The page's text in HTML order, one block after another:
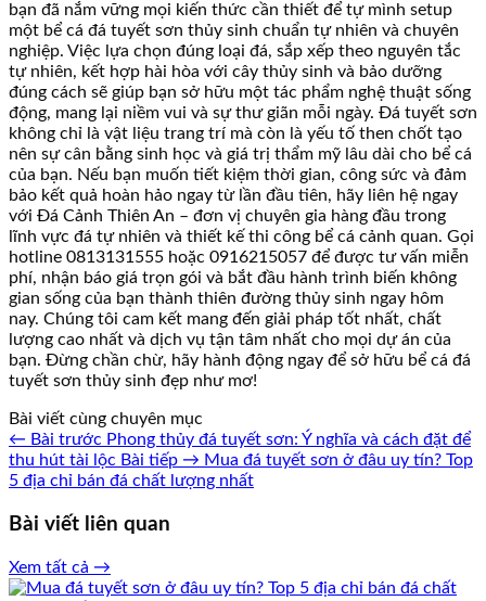
bạn đã nắm vững mọi kiến thức cần thiết để tự mình setup
một bể cá đá tuyết sơn thủy sinh chuẩn tự nhiên và chuyên
nghiệp. Việc lựa chọn đúng loại đá, sắp xếp theo nguyên tắc
tự nhiên, kết hợp hài hòa với cây thủy sinh và bảo dưỡng
đúng cách sẽ giúp bạn sở hữu một tác phẩm nghệ thuật sống
động, mang lại niềm vui và sự thư giãn mỗi ngày. Đá tuyết sơn
không chỉ là vật liệu trang trí mà còn là yếu tố then chốt tạo
nên sự cân bằng sinh học và giá trị thẩm mỹ lâu dài cho bể cá
của bạn. Nếu bạn muốn tiết kiệm thời gian, công sức và đảm
bảo kết quả hoàn hảo ngay từ lần đầu tiên, hãy liên hệ ngay
với Đá Cảnh Thiên An – đơn vị chuyên gia hàng đầu trong
lĩnh vực đá tự nhiên và thiết kế thi công bể cá cảnh quan. Gọi
hotline 0813131555 hoặc 0916215057 để được tư vấn miễn
phí, nhận báo giá trọn gói và bắt đầu hành trình biến không
gian sống của bạn thành thiên đường thủy sinh ngay hôm
nay. Chúng tôi cam kết mang đến giải pháp tốt nhất, chất
lượng cao nhất và dịch vụ tận tâm nhất cho mọi dự án của
bạn. Đừng chần chừ, hãy hành động ngay để sở hữu bể cá đá
tuyết sơn thủy sinh đẹp như mơ!
Bài viết cùng chuyên mục
← Bài trước Phong thủy đá tuyết sơn: Ý nghĩa và cách đặt để
thu hút tài lộc Bài tiếp → Mua đá tuyết sơn ở đâu uy tín? Top
5 địa chỉ bán đá chất lượng nhất
Bài viết liên quan
Xem tất cả →